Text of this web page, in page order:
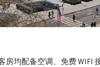
房均配备空调、免费 WIFI